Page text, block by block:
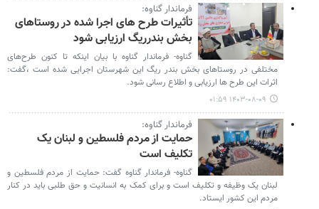
فرماندار گناوه:
تأثیرات طرح های اجرا شده در روستاهای
بخش بندرریگ ارزیابی شود
گناوه- فرماندار گناوه با بیان اینکه تا کنون طرح‌های
مختلفی در روستاهای بخش بندر ریگ این شهرستان اجرایی شده است ،گفت:
اثرات این طرح ها ارزیابی و اطلاع رسانی شود.
۱۴۰۳-۰۸-۰۹ ۰۱:۵۹
فرماندار گناوه:
حمایت از مردم فلسطین و لبنان یک
تکلیف است
گناوه- فرماندار گناوه گفت: حمایت از مردم فلسطین و
لبنان یک وظیفه و تکلیف است و برای کمک به انسانیت و حق طلبی باید در کنار
مردم این کشور ایستاد.